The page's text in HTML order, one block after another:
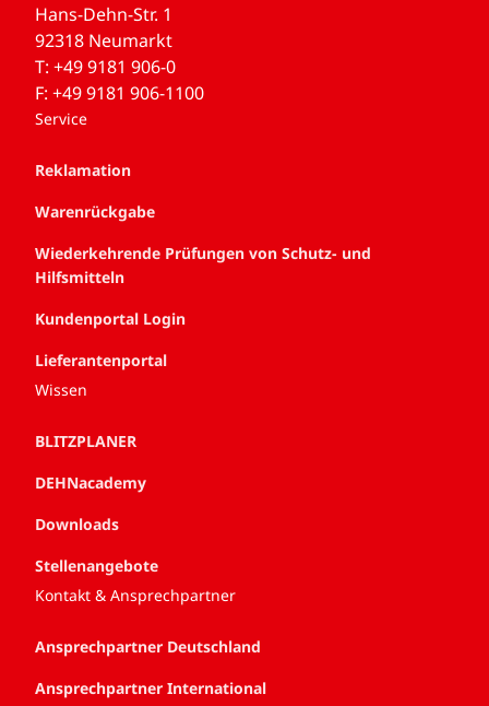
Hans-Dehn-Str. 1
92318 Neumarkt
T: +49 9181 906-0
F: +49 9181 906-1100
Service
Reklamation
Warenrückgabe
Wiederkehrende Prüfungen von Schutz- und
Hilfsmitteln
Kundenportal Login
Lieferantenportal
Wissen
BLITZPLANER
DEHNacademy
Downloads
Stellenangebote
Kontakt & Ansprechpartner
Ansprechpartner Deutschland
Ansprechpartner International